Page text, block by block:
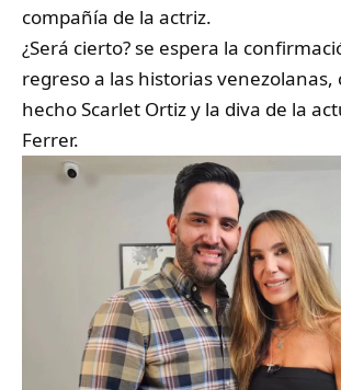
compañía de la actriz.
¿Será cierto? se espera la
regreso a las historias venezolanas,
hecho Scarlet Ortiz y la diva de la
Ferrer.